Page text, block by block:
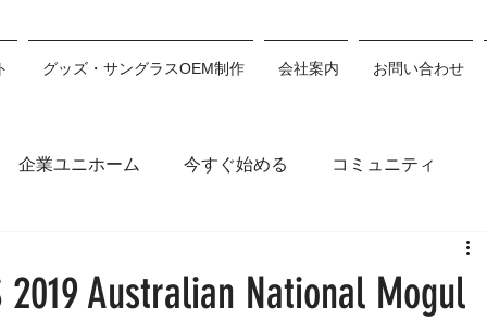
グッズ・サングラスOEM制作 会社案内 お問い合わせ
企業ユニホーム 今すぐ始める コミュニティ
メガネ
Australian National Mogul